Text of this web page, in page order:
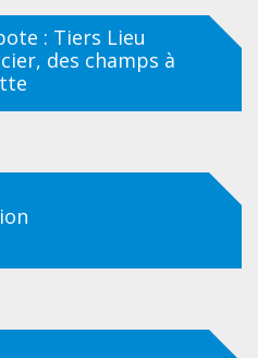
: Tiers Lieu
des champs à